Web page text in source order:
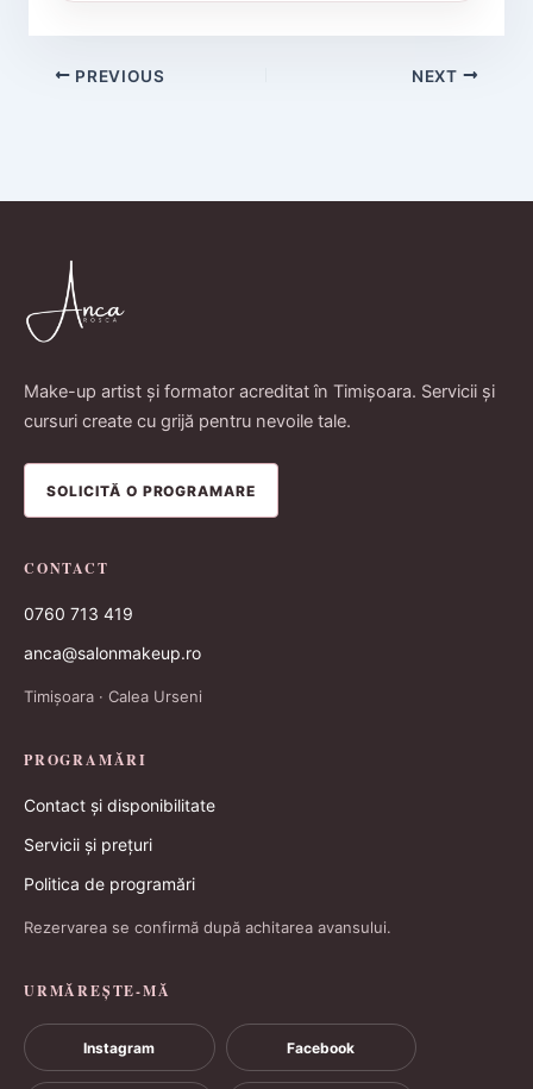
PREVIOUS NEXT
Make-up artist și formator acreditat în Timișoara. Servicii și
cursuri create cu grijă pentru nevoile tale.
SOLICITĂ O PROGRAMARE
CONTACT
0760 713 419
anca@salonmakeup.ro
Timișoara · Calea Urseni
PROGRAMĂRI
Contact și disponibilitate
Servicii și prețuri
Politica de programări
Rezervarea se confirmă după achitarea avansului.
URMĂREȘTE-MĂ
Instagram Facebook